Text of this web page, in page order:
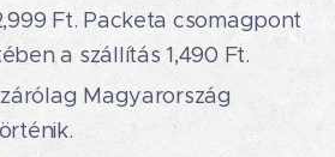
Ft. Packeta csomagpont
a szállítás 1,490 Ft.
Magyarország